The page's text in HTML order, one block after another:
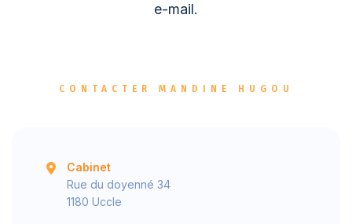
e-mail.
CONTACTER MANDINE HUGOU
Cabinet
Rue du doyenné 34
1180 Uccle